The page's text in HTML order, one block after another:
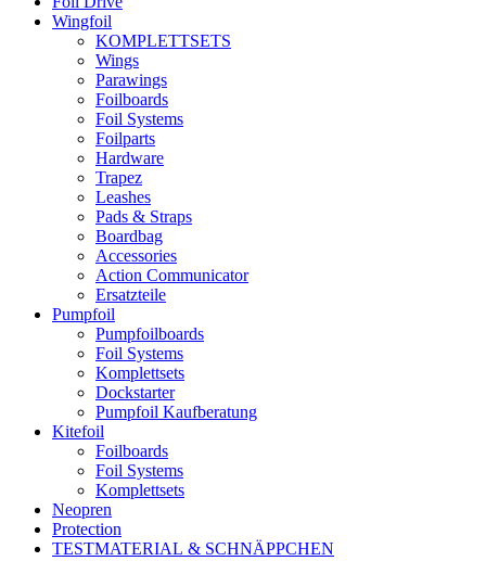
Wingfoil
KOMPLETTSETS
Wings
Parawings
Foilboards
Foil Systems
Foilparts
Hardware
Trapez
Leashes
Pads & Straps
Boardbag
Accessories
Action Communicator
Ersatzteile
Pumpfoil
Pumpfoilboards
Foil Systems
Komplettsets
Dockstarter
Pumpfoil Kaufberatung
Kitefoil
Foilboards
Foil Systems
Komplettsets
Neopren
Protection
TESTMATERIAL & SCHNÄPPCHEN